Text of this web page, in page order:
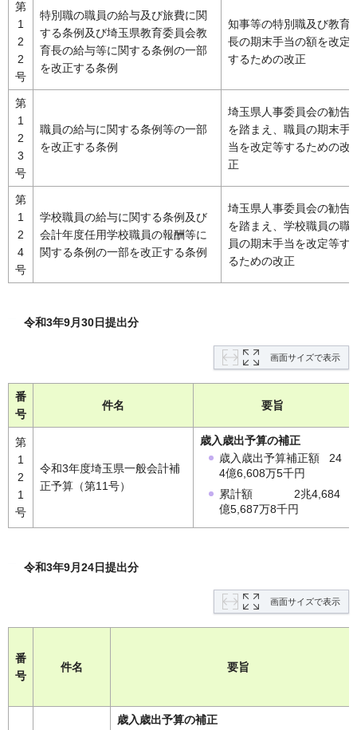
第
1
2
2
号
特別職の職員の給与及び旅費に関
する条例及び埼玉県教育委員会教
育長の給与等に関する条例の一部
を改正する条例
知事等の特別職及び教育
長の期末手当の額を改定
するための改正
第
1
2
3
号
職員の給与に関する条例等の一部
を改正する条例
埼玉県人事委員会の勧告
を踏まえ、職員の期末手
当を改定等するための改
正
第
1
2
4
号
学校職員の給与に関する条例及び
会計年度任用学校職員の報酬等に
関する条例の一部を改正する条例
埼玉県人事委員会の勧告
を踏まえ、学校職員の職
員の期末手当を改定等す
るための改正
令和3年9月30日提出分
画面サイズで表示
番
号
件名 要旨
第
1
2
1
号
令和3年度埼玉県一般会計補
正予算（第11号）
歳入歳出予算の補正
歳入歳出予算補正額 24
4億6,608万5千円
累計額 2兆4,684
億5,687万8千円
令和3年9月24日提出分
画面サイズで表示
番
号
件名 要旨
歳入歳出予算の補正